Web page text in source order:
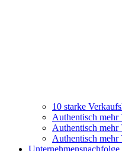
10 starke
Authentisch mehr
Authentisch
Authentisch mehr